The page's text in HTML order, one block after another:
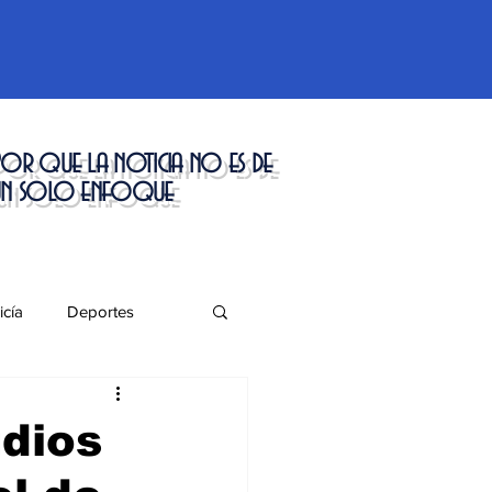
que la noticia no es de
solo enfoque
Deportes